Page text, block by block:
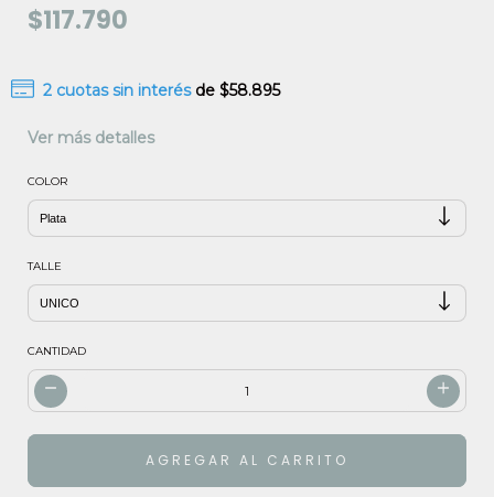
$117.790
2cuotas sin interésde $58.895
Ver más detalles
COLOR
TALLE
CANTIDAD